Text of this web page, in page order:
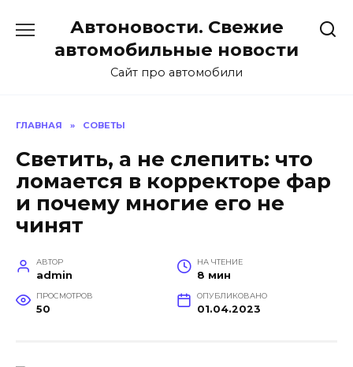
содержанию
Автоновости. Свежие
автомобильные новости
Сайт про автомобили
ГЛАВНАЯ » СОВЕТЫ
Светить, а не слепить: что
ломается в корректоре фар
и почему многие его не
чинят
АВТОР
admin
НА ЧТЕНИЕ
8 мин
ПРОСМОТРОВ
50
ОПУБЛИКОВАНО
01.04.2023